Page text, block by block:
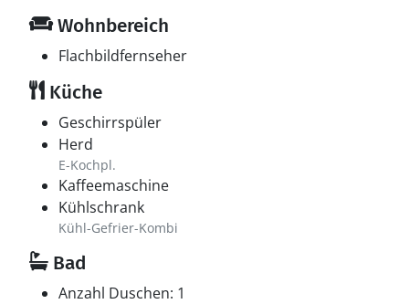
Wohnbereich
Flachbildfernseher
Küche
Geschirrspüler
Herd
E-Kochpl.
Kaffeemaschine
Kühlschrank
Kühl-Gefrier-Kombi
Bad
Anzahl Duschen: 1